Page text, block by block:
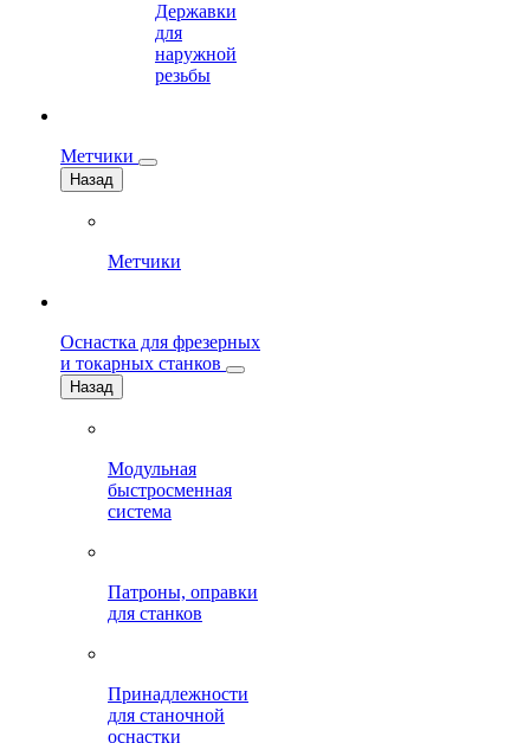
Державки
для
наружной
резьбы
Метчики
Назад
Метчики
Оснастка для фрезерных
и токарных станков
Назад
Модульная
быстросменная
система
Патроны, оправки
для станков
Принадлежности
для станочной
оснастки